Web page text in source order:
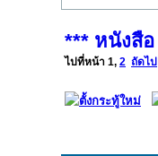
*** หนังสือ
ไปที่หน้า 1, 2 ถัดไป